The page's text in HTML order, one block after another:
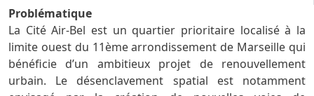
Problématique
La Cité Air-Bel est un quartier prioritaire localisé à la
limite ouest du 11ème arrondissement de Marseille qui
bénéficie d’un ambitieux projet de renouvellement
urbain. Le désenclavement spatial est notamment